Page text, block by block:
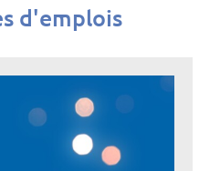
d'emplois